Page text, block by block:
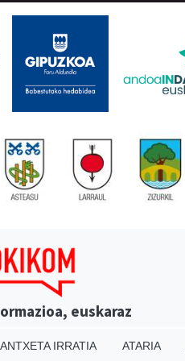
euskaraz
ANTXETA IRRATIA ATARIA